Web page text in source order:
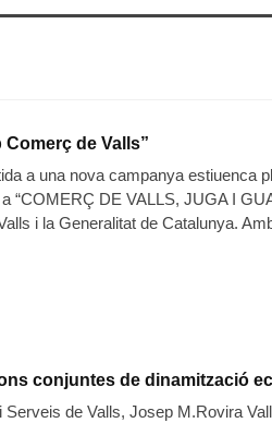
de Valls”
a una nova campanya estiuenca
“COMERÇ DE VALLS, JUGA I
i la Generalitat de Catalunya.
conjuntes de dinamització
de Valls, Josep M.Rovira